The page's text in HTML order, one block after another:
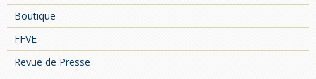
Boutique
FFVE
Revue de Presse